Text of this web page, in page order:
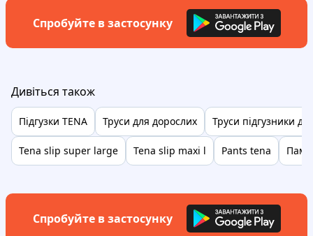
Спробуйте в застосунку
Дивіться також
Підгузки TENA Труси для дорослих Труси підгузники
Tena slip super large Tena slip maxi l Pants tena
Спробуйте в застосунку